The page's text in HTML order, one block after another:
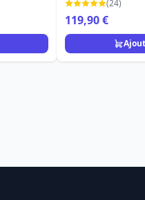
(24)
119,90 €